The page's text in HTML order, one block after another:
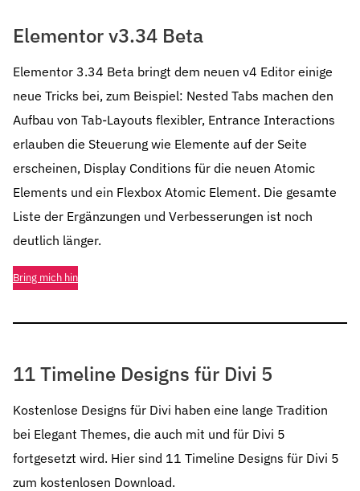
Elementor v3.34 Beta
Elementor 3.34 Beta bringt dem neuen v4 Editor einige
neue Tricks bei, zum Beispiel: Nested Tabs machen den
Aufbau von Tab-Layouts flexibler, Entrance Interactions
erlauben die Steuerung wie Elemente auf der Seite
erscheinen, Display Conditions für die neuen Atomic
Elements und ein Flexbox Atomic Element. Die gesamte
Liste der Ergänzungen und Verbesserungen ist noch
deutlich länger.
Bring mich hin
11 Timeline Designs für Divi 5
Kostenlose Designs für Divi haben eine lange Tradition
bei Elegant Themes, die auch mit und für Divi 5
fortgesetzt wird. Hier sind 11 Timeline Designs für Divi 5
zum kostenlosen Download.